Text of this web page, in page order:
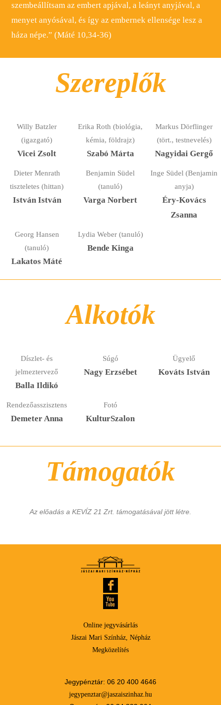
szembeállítsam az embert apjával, a leányt anyjával, a
menyet anyósával, és így az embernek ellensége lesz a
háza népe.” (Máté 10,34-36)
Szereplők
Willy Batzler
(igazgató)
Vicei Zsolt
Erika Roth (biológia,
kémia, földrajz)
Szabó Márta
Markus Dörflinger
(tört., testnevelés)
Nagyidai Gergő
Dieter Menrath
tiszteletes (hittan)
István István
Benjamin Südel
(tanuló)
Varga Norbert
Inge Südel (Benjamin
anyja)
Éry-Kovács
Zsanna
Georg Hansen
(tanuló)
Lakatos Máté
Lydia Weber (tanuló)
Bende Kinga
Alkotók
Díszlet- és
jelmeztervező
Balla Ildikó
Súgó
Nagy Erzsébet
Ügyelő
Kováts István
Rendezőasszisztens
Demeter Anna
Fotó
KulturSzalon
Támogatók
Az előadás a KEVÍZ 21 Zrt. támogatásával jött létre.
Online jegyvásárlás
Jászai Mari Színház, Népház
Megközelítés
Jegypénztár: 06 20 400 4646
jegypenztar@jaszaiszinhaz.hu